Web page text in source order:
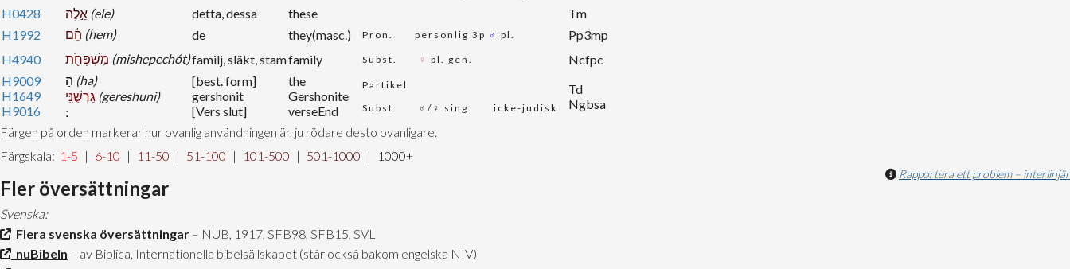
H0428
(ele) detta, dessa these
Tm
H1992
(hem) de they(masc.) Pron. personlig 3p ♂ pl.
Pp3mp
H4940
(mishepechót)familj, släkt, stamfamily Subst. ♀ pl. gen.
Ncfpc
H9009
H1649
H9016
(ha)
(gereshuni)
[best. form]
gershonit
[Vers slut]
the
Gershonite
verseEnd
Partikel
Subst.
♂/♀ sing. icke-judisk
Td
Ngbsa
Färgen på orden markerar hur ovanlig användningen är, ju rödare desto ovanligare.
Färgskala: 1-5 | 6-10 | 11-50 | 51-100 | 101-500 | 501-1000 | 1000+
Rapportera ett problem – interlinjär
Fler översättningar
Svenska:
Flera svenska översättningar – NUB, 1917, SFB98, SFB15, SVL
nuBibeln – av Biblica, Internationella bibelsällskapet (står också bakom engelska NIV)